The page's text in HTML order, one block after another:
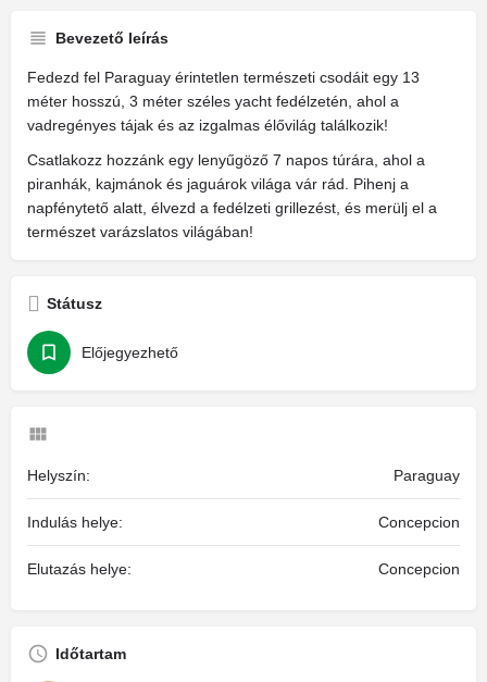
Bevezető leírás
Fedezd fel Paraguay érintetlen természeti csodáit egy 13
méter hosszú, 3 méter széles yacht fedélzetén, ahol a
vadregényes tájak és az izgalmas élővilág találkozik!
Csatlakozz hozzánk egy lenyűgöző 7 napos túrára, ahol a
piranhák, kajmánok és jaguárok világa vár rád. Pihenj a
napfénytető alatt, élvezd a fedélzeti grillezést, és merülj el a
természet varázslatos világában!
Státusz
Előjegyezhető
Helyszín: Paraguay
Indulás helye: Concepcion
Elutazás helye: Concepcion
Időtartam